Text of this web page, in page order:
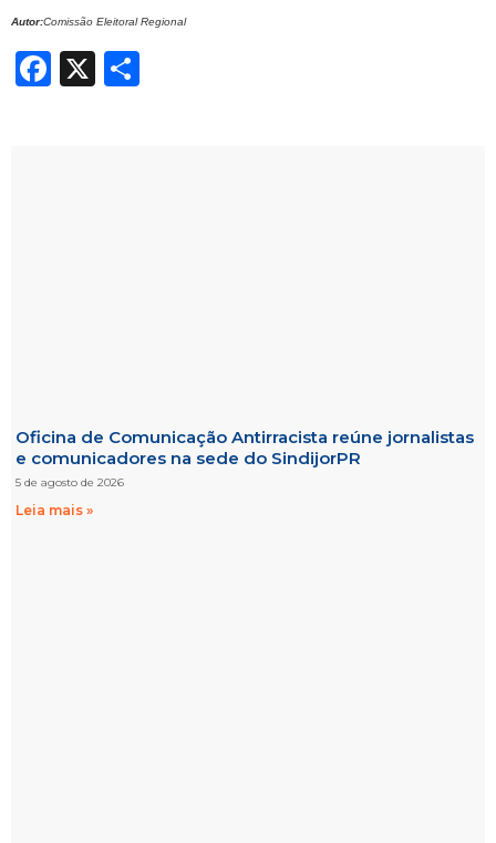
Autor:Comissão Eleitoral Regional
Facebook
X
Oficina de Comunicação Antirracista reúne jornalistas
e comunicadores na sede do SindijorPR
5 de agosto de 2026
Leia mais »